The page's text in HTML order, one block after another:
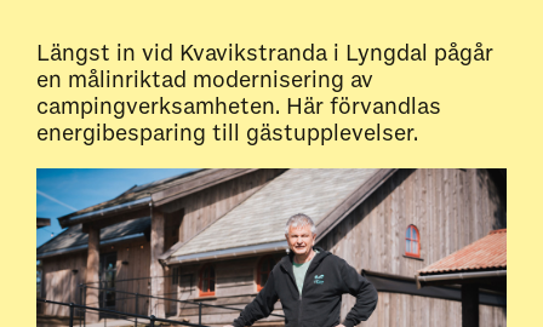
Längst in vid Kvavikstranda i Lyngdal pågår
en målinriktad modernisering av
campingverksamheten. Här förvandlas
energibesparing till gästupplevelser.